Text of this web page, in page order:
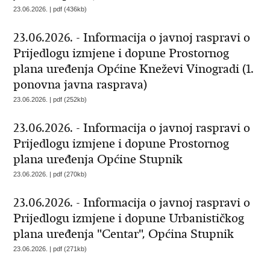
23.06.2026. | pdf (436kb)
23.06.2026. - Informacija o javnoj raspravi o
Prijedlogu izmjene i dopune Prostornog
plana uređenja Općine Kneževi Vinogradi (1.
ponovna javna rasprava)
23.06.2026. | pdf (252kb)
23.06.2026. - Informacija o javnoj raspravi o
Prijedlogu izmjene i dopune Prostornog
plana uređenja Općine Stupnik
23.06.2026. | pdf (270kb)
23.06.2026. - Informacija o javnoj raspravi o
Prijedlogu izmjene i dopune Urbanističkog
plana uređenja "Centar", Općina Stupnik
23.06.2026. | pdf (271kb)